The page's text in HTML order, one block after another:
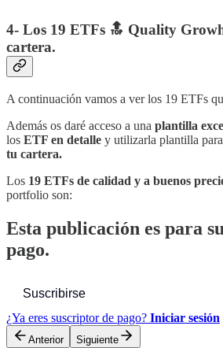
4- Los 19 ETFs 🔝 Quality
cartera.
A continuación vamos a ver los 19 ETFs
Además os daré acceso a una plantilla
los ETF en detalle y utilizarla plantilla para
tu cartera.
Los 19 ETFs de calidad y a buenos
portfolio son:
Esta publicación es para
pago.
Suscribirse
¿Ya eres suscriptor de pago? Iniciar sesión
Anterior Siguiente